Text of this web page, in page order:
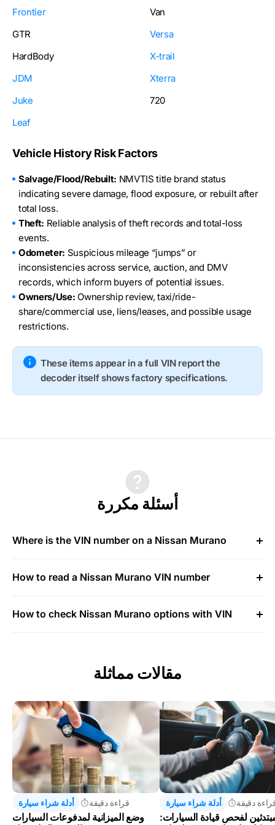
Frontier
GTR
HardBody
JDM
Juke
Leaf
Van
Versa
X-trail
Xterra
720
Vehicle History Risk Factors
Salvage/Flood/Rebuilt: NMVTIS title brand status
indicating severe damage, flood exposure, or rebuilt after
total loss.
Theft: Reliable analysis of theft records and total-loss
events.
Odometer: Suspicious mileage “jumps” or
inconsistencies across service, auction, and DMV
records, which inform buyers of potential issues.
Owners/Use: Ownership review, taxi/ride-
share/commercial use, liens/leases, and possible usage
restrictions.
These items appear in a full VIN report the
decoder itself shows factory specifications.
أسئلة مكررة
Where is the VIN number on a Nissan Murano
How to read a Nissan Murano VIN number
How to check Nissan Murano options with VIN
مقالات مماثلة
أدلة شراء سيارة قراءة دقيقة
وضع الميزانية لمدفوعات السيارات
أدلة شراء سيارة دقيقة
لفحص قيادة السيارات: